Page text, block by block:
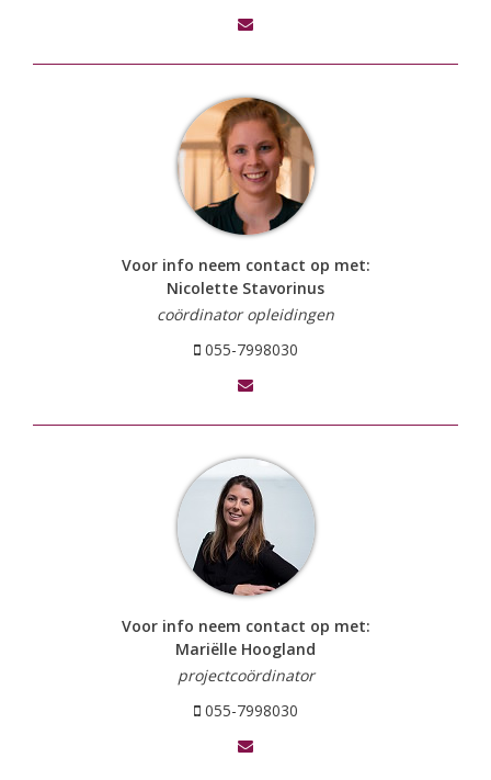
Voor info neem contact op met:
Nicolette Stavorinus
coördinator opleidingen
055-7998030
Voor info neem contact op met:
Mariëlle Hoogland
projectcoördinator
055-7998030